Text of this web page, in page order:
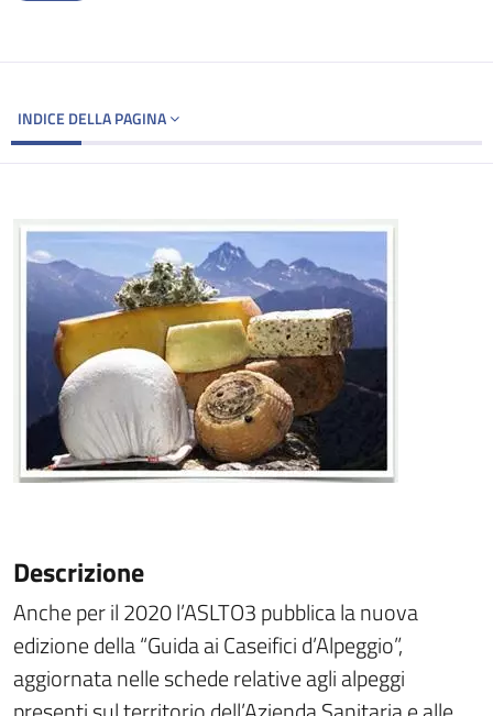
INDICE DELLA PAGINA
Descrizione
Anche per il 2020 l’ASLTO3 pubblica la nuova
edizione della “Guida ai Caseifici d’Alpeggio”,
aggiornata nelle schede relative agli alpeggi